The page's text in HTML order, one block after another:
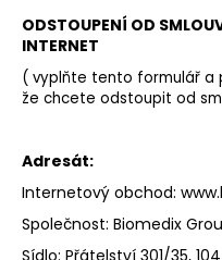
ODSTOUPENÍ OD
INTERNET
( vyplňte tento formulář a
že chcete odstoupit od
Adresát:
Internetový obchod:
Společnost: Biomedix
Sídlo: Přátelství 301/35,
e
b
u
j
t
e
n
a